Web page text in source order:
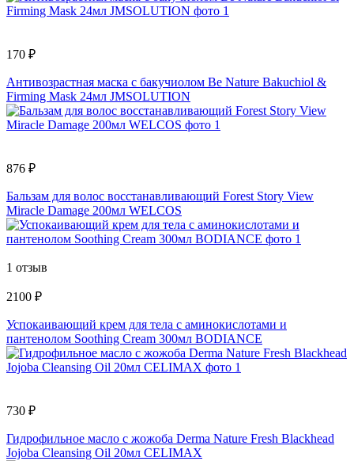
170 ₽
Антивозрастная маска с бакучиолом Be Nature Bakuchiol &
Firming Mask 24мл JMSOLUTION
876 ₽
Бальзам для волос восстанавливающий Forest Story View
Miracle Damage 200мл WELCOS
1 отзыв
2100 ₽
Успокаивающий крем для тела с аминокислотами и
пантенолом Soothing Cream 300мл BODIANCE
730 ₽
Гидрофильное масло с жожоба Derma Nature Fresh Blackhead
Jojoba Cleansing Oil 20мл CELIMAX